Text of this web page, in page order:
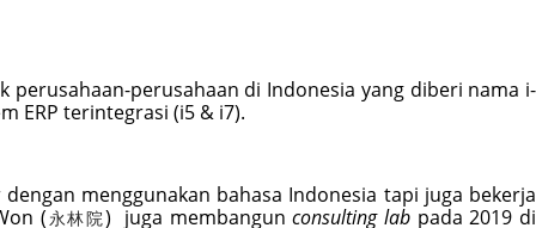
perusahaan-perusahaan di Indonesia yang diberi nama i-
ERP terintegrasi (i5 & i7).
menggunakan bahasa Indonesia tapi juga bekerja
( 永林院)  juga membangun consulting lab pada 2019 di